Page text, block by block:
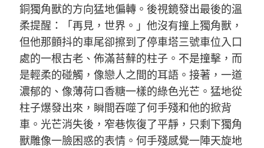
銅獨角獸的方向猛地偏轉。後視鏡發出最後的溫
柔提醒：「再見，世界。」他沒有撞上獨角獸，
但他那顫抖的車尾卻擦到了停車塔三號車位入口
處的一根古老、佈滿苔蘚的柱子。不是撞擊，而
是輕柔的碰觸，像戀人之間的耳語。接著，一道
濃郁的、像薄荷口香糖一樣的綠色光芒。猛地從
柱子爆發出來，瞬間吞噬了何手殘和他的掀背
車。光芒消失後，窄巷恢復了平靜，只剩下獨角
獸雕像一臉困惑的表情。何手殘感覺一陣天旋地